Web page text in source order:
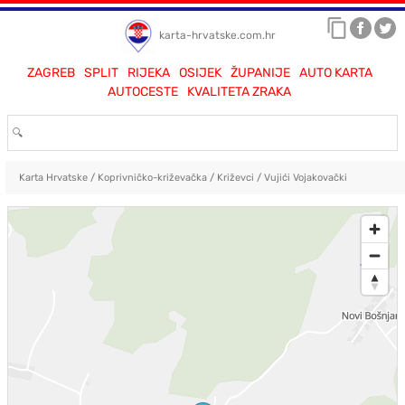
karta-hrvatske.com.hr
ZAGREB SPLIT RIJEKA OSIJEK ŽUPANIJE
AUTO KARTA
AUTOCESTE
KVALITETA ZRAKA
Karta Hrvatske/ Koprivničko-križevačka/ Križevci / Vujići Vojakovački